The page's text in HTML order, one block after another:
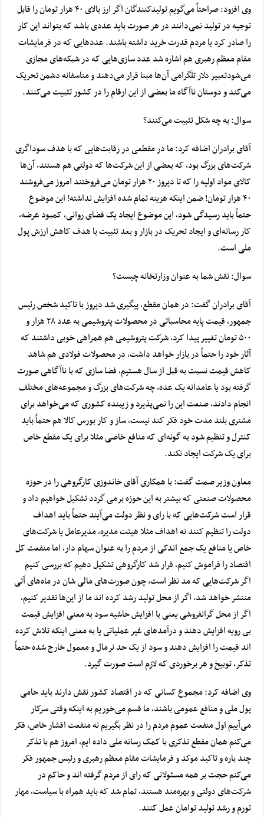
وی افزود: صراحتاً می‌گویم تولیدکنندگان اگر ارز بالای ۴۰ هزار تومان را قابل
توجیه در تولید نمی‌دانند در هر صورت باید عددی باشد که بتواند این کار
را صادر کرد یا مردم قدرت خرید داشته باشند. عدد‌هایی که در فرمایشات
مقام معظم رهبری هم اشاره شد عدد سازی‌هایی که در شبکه‌های مجازی
می‌شودتعبیر دلار تلگرامی آن‌ها مبنا قرار می‌دهند و متاسفانه دشمن تحریک
می‌کند و دوستان ناآگاه ما بعضی از این ارقام را در کشور تثبیت می‌کنند.
سوال: به چه شکل تثبیت می‌کنند؟
آقای برادران اضافه کرد: ما در مقطعی در رقابت‌هایی که با هدف سوداگری
شرکت‌های بزرگ بود، که بعضی از این شرکت‌ها که دولتی هم هستند، آن‌ها
کالای مواد اولیه را که تا دیروز ۲۰ هزار تومان می‌فروختند امروز می‌فروشند
۴۰ هزار تومان! ضمن اینکه هزینه تمام شده افزایش نداشته! این موضوع
حتماً باید رسیدگی شود، این موضوع ایجاد یک فضای روانی، کمبود عرضه،
کار رسانه‌ای و ایجاد تحریک در بازار و بعد تثبیت با هدف کاهش ارزش پول
ملی است.
سوال: نقش شما به عنوان وزارتخانه چیست؟
آقای برادران گفت: در همان مقطع، پیگیری شد دیروز با تاکید شخص رئیس
جمهور، قیمت پایه محاسباتی در محصولات پتروشیمی به عدد ۲۸ هزار و
۵۰۰ تومان تغییر پیدا کرد، شرکت پتروشیمی هم همراهی خوبی داشتند که
آثار خود را حتماً در بازار خواهد داشت، در محصولات فولادی هم شاهد
کاهش قیمت نسبت به قبل از سال هستیم، فضا سازی که با ناآگاهی صورت
گرفته بود یا عامدانه یک عده، چه شرکت‌های بزرگ و مجموعه‌های مختلف
انجام دادند، صنعت این را نمی‌پذیرد و زیبنده کشوری که می‌خواهد برای
مشتری بلند مدت خود فکر کند نیست، ساز و کار بورس کالا هم حتماً باید
کنترل و تنظیم شود به گونه‌ای که منافع خاصی مثلا برای یک مقطع خاص
برای یک شرکت ایجاد نکند.
معاون وزیر صمت گفت: با همکاری آقای خاندوزی کارگروهی را در حوزه
محصولات صنعتی که بیشتر به این حوزه برمی گردد تشکیل خواهیم داد و
قرار است شرکت‌هایی که با رای و نظر دولت می‌آیند حتماً باید اهداف
دولت را تنظیم کنند نه اهداف مثلا هیئت مدیره، مدیرعامل یا شرکت‌های
خاص یا منافع یک جمع اندکی از مردم را به عنوان سهام دار، اما منفعت کل
اقتصاد را فراموش کنیم، قرار شد کارگروهی تشکیل دهیم که بررسی کنیم
اگر شرکت‌هایی که مد نظر است، چون صورت‌های مالی شان در ماه‌های آتی
منتشر خواهد شد، اگر از محل تولید رشد کرده اند ما از این‌ها تقدیر کنیم،
اگر از محل گرانفروشی یعنی با افزایش حاشیه سود به معنی افزایش قیمت
بی رویه افزایش دهند و درآمد‌های غیر عملیاتی یا به معنی اینکه تلاش کرده
اند قیمت را افزایش دهند و سود از یک حد نرمال و معمول خارج شده حتماً
تذکر، توبیخ و هر برخوردی که لازم است صورت گیرد.
وی اضافه کرد: مجموع کسانی که در اقتصاد کشور نقش دارند باید حامی
پول ملی و منافع عمومی باشند، ما قسم می‌خوریم به اینکه وقتی سرکار
می‌آییم اول منفعت عموم مردم را در نظر بگیریم نه منفعت اقشار خاص، فکر
می‌کنم همان مقطع تذکری با کمک رسانه ملی داده ایم، امروز هم با تذکر
چند باره و تاکید موکد و فرمایشات مقام معظم رهبری و رئیس جمهور فکر
می‌کنم حجت بر همه مسئولانی که رای از مردم گرفته اند و حاکم در
شرکت‌های دولتی و بهره‌مند هستند، تمام شد که باید همراه با سیاست، مهار
تورم و رشد تولید توامان عمل کنند.